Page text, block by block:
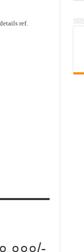
ref.